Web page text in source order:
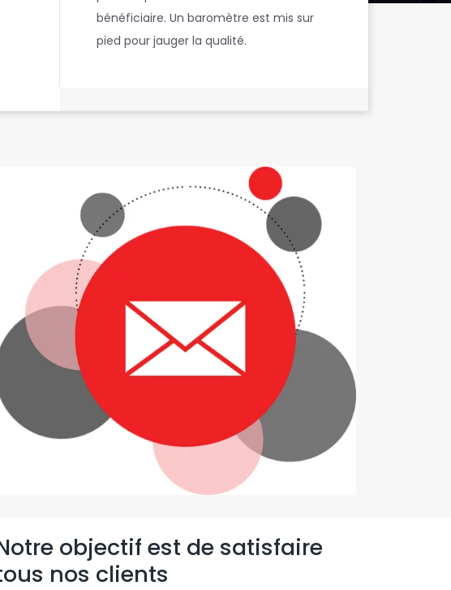
bénéficiaire. Un baromètre est mis sur
pied pour jauger la qualité.
objectif est de satisfaire
nos clients